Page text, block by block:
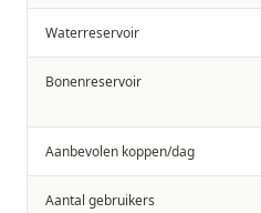
Waterreservoir
Bonenreservoir
Aanbevolen koppen/dag
Aantal gebruikers